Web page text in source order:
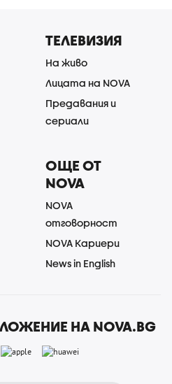
ТЕЛЕВИЗИЯ
На живо
Лицата на NOVA
Предавания и
сериали
ОЩЕ ОТ
NOVA
NOVA
отговорност
NOVA Кариери
News in English
НА NOVA.BG